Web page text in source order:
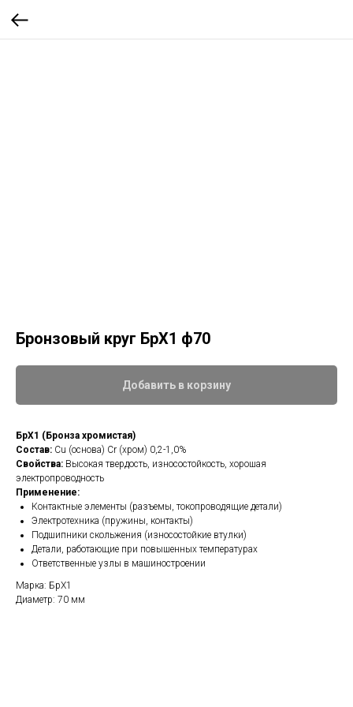
Бронзовый круг БрХ1 ф70
Добавить в корзину
БрХ1 (Бронза хромистая)
Состав: Cu (основа) Cr (хром) 0,2-1,0%
Свойства: Высокая твердость, износостойкость, хорошая
электропроводность
Применение:
Контактные элементы (разъемы, токопроводящие детали)
Электротехника (пружины, контакты)
Подшипники скольжения (износостойкие втулки)
Детали, работающие при повышенных температурах
Ответственные узлы в машиностроении
Марка: БрХ1
Диаметр: 70 мм